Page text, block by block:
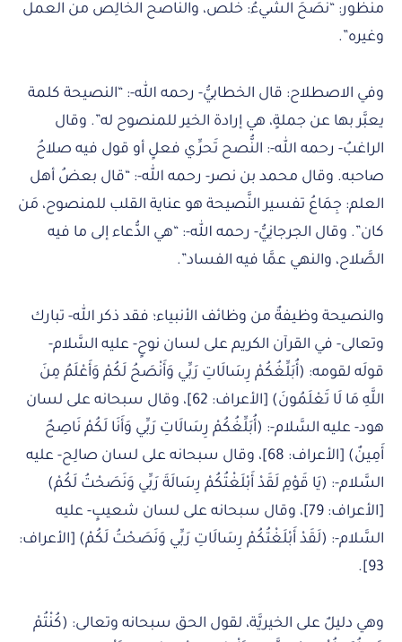
منظور: “نَصَحَ الشيءُ: خلص، والنَّاصح الخالِص من العمل
وغيره”.
وفي الاصطلاح: قال الخطابيُّ- رحمه الله-: “النصيحة كلمة
يعبَّر بها عن جملةٍ، هي إرادة الخير للمنصوح له”. وقال
الراغبُ- رحمه الله-: النُّصح تَحرِّي فعلٍ أو قول فيه صلاحُ
صاحبه. وقال محمد بن نصر- رحمه الله-: “قال بعضُ أهل
العلم: جِمَاعُ تفسير النَّصيحة هو عناية القلب للمنصوح، مَن
كان”. وقال الجرجانِيُّ- رحمه الله-: “هي الدُّعاء إلى ما فيه
الصَّلاح، والنهي عمَّا فيه الفساد”.
والنصيحة وظيفةٌ من وظائف الأنبياء؛ فقد ذكر الله- تبارك
وتعالى- في القرآن الكريم على لسان نوحٍ- عليه السَّلام-
قولَه لقومه: (أُبَلِّغُكُمْ رِسَالَاتِ رَبِّي وَأَنْصَحُ لَكُمْ وَأَعْلَمُ مِنَ
اللَّهِ مَا لَا تَعْلَمُونَ) [الأعراف: 62]، وقال سبحانه على لسان
هود- عليه السَّلام-: (أُبَلِّغُكُمْ رِسَالَاتِ رَبِّي وَأَنَا لَكُمْ نَاصِحٌ
أَمِينٌ) [الأعراف: 68]، وقال سبحانه على لسان صالِح- عليه
السَّلام-: (يَا قَوْمِ لَقَدْ أَبْلَغْتُكُمْ رِسَالَةَ رَبِّي وَنَصَحْتُ لَكُمْ)
[الأعراف: 79]، وقال سبحانه على لسان شعيبٍ- عليه
السَّلام-: (لَقَدْ أَبْلَغْتُكُمْ رِسَالَاتِ رَبِّي وَنَصَحْتُ لَكُمْ) [الأعراف:
93].
وهي دليلٌ على الخيريَّة، لقول الحق سبحانه وتعالى: (كُنْتُمْ